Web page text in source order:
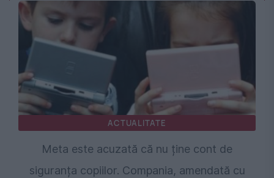
ACTUALITATE
Meta este acuzată că nu ține cont de
siguranța copiilor. Compania, amendată cu